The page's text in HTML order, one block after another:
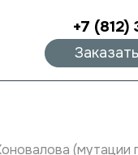
+7 (812)
(мутации